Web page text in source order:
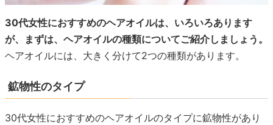
30代女性におすすめのヘアオイルは、いろいろあります
が、まずは、ヘアオイルの種類についてご紹介しましょう。
ヘアオイルには、大きく分けて2つの種類があります。
鉱物性のタイプ
30代女性におすすめのヘアオイルのタイプに鉱物性があり